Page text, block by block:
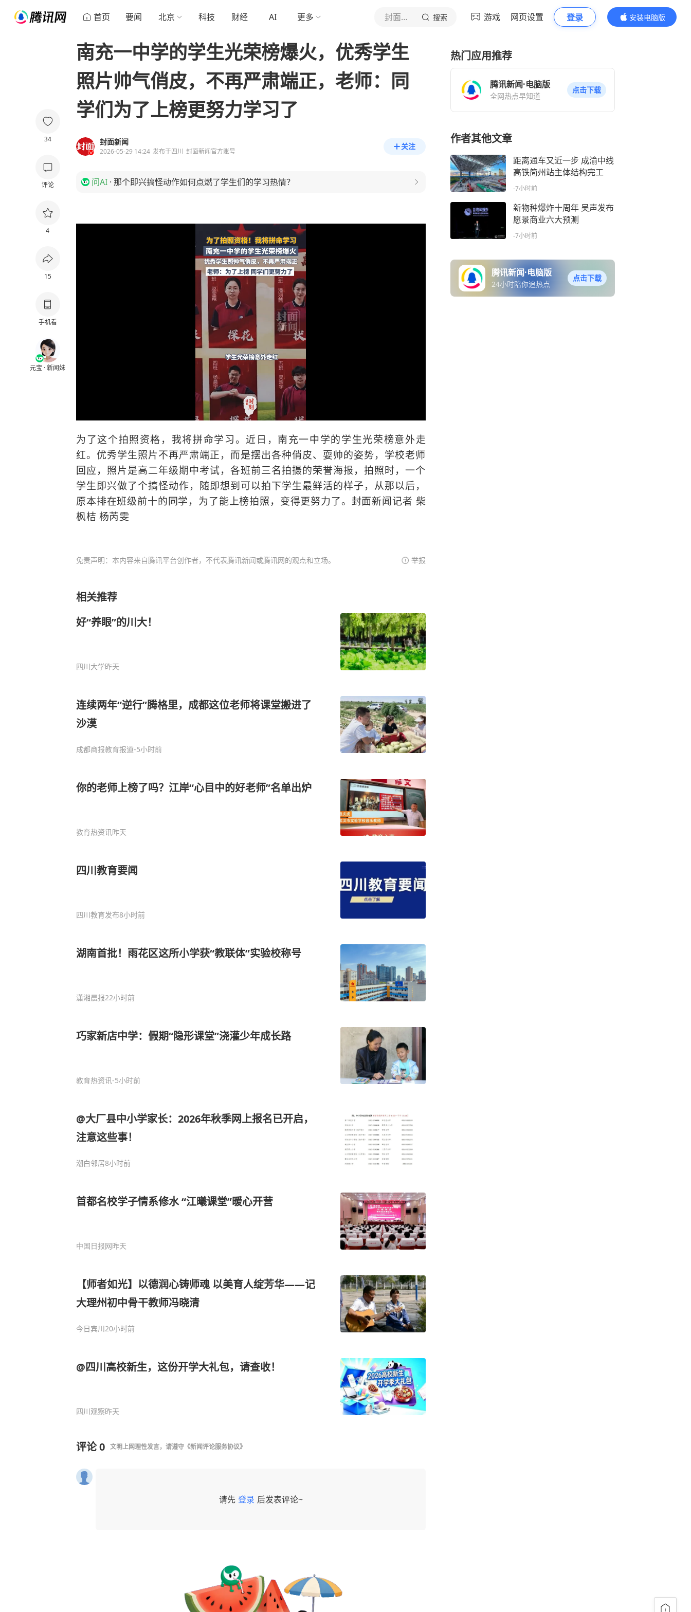
首页 要闻 北京 科技 财经 AI 更多 封面新闻 搜索 游戏 网页设置 登录
安装电脑版
内容更精彩
34
评论
4
15
手机看
元宝 · 新闻妹
南充一中学的学生光荣榜爆火，优秀学生
照片帅气俏皮，不再严肃端正，老师：同
学们为了上榜更努力学习了
封面新闻
2026-05-29 14:24 发布于四川 封面新闻官方账号
关注
问AI · 那个即兴搞怪动作如何点燃了学生们的学习热情？
为了这个拍照资格，我将拼命学习。近日，南充一中学的学生光荣榜意外走
红。优秀学生照片不再严肃端正，而是摆出各种俏皮、耍帅的姿势，学校老师
回应，照片是高二年级期中考试，各班前三名拍摄的荣誉海报，拍照时，一个
学生即兴做了个搞怪动作，随即想到可以拍下学生最鲜活的样子，从那以后，
原本排在班级前十的同学，为了能上榜拍照，变得更努力了。封面新闻记者 柴
枫桔 杨芮雯
免责声明：本内容来自腾讯平台创作者，不代表腾讯新闻或腾讯网的观点和立场。 举报
相关推荐
好“养眼”的川大！
四川大学昨天
连续两年“逆行”腾格里，成都这位老师将课堂搬进了
沙漠
成都商报教育报道-5小时前
你的老师上榜了吗？江岸“心目中的好老师”名单出炉
教育热资讯昨天
四川教育要闻
四川教育发布8小时前
湖南首批！雨花区这所小学获“教联体”实验校称号
潇湘晨报22小时前
巧家新店中学：假期“隐形课堂”浇灌少年成长路
教育热资讯-5小时前
@大厂县中小学家长：2026年秋季网上报名已开启，
注意这些事！
潮白邻居8小时前
首都名校学子情系修水 “江曦课堂”暖心开营
中国日报网昨天
【师者如光】以德润心铸师魂 以美育人绽芳华——记
大理州初中骨干教师冯晓清
今日宾川20小时前
@四川高校新生，这份开学大礼包，请查收！
四川观察昨天
评论0 文明上网理性发言，请遵守 《新闻评论服务协议》
请先 登录 后发表评论~
热门应用推荐
腾讯新闻·电脑版
全网热点早知道
点击下载
作者其他文章
距离通车又近一步 成渝中线
高铁简州站主体结构完工
-7小时前
新物种爆炸十周年 吴声发布
愿景商业六大预测
-7小时前
腾讯新闻·电脑版
24小时陪你追热点
点击下载